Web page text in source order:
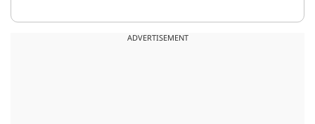
ADVERTISEMENT